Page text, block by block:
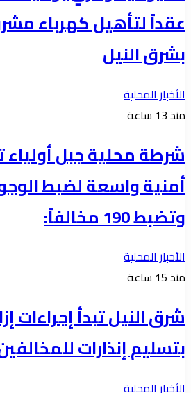
عقداً لتأهيل كهرباء
بشرق النيل
الأخبار المحلية
منذ 13 ساعة
شرطة محلية جبل أولياء
أمنية واسعة لضبط
وتضبط 190 مخالفاً:
الأخبار المحلية
منذ 15 ساعة
شرق النيل تبدأ إجراءات
بتسليم إنذارات
الأخبار المحلية